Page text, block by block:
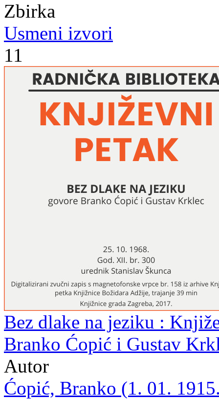
Zbirka
Usmeni izvori
11
Bez dlake na jeziku :
Branko Ćopić i Gustav
Autor
Ćopić, Branko (1. 01.